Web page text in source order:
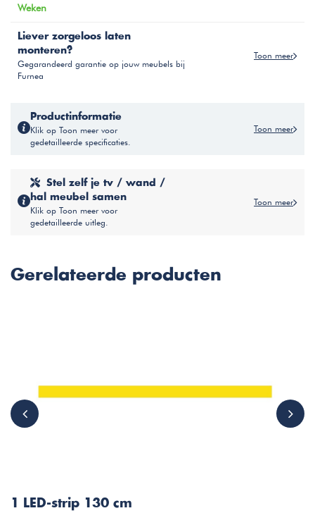
Weken
Liever zorgeloos laten
monteren?
Gegarandeerd garantie op jouw meubels bij
Furnea
Toon meer
Productinformatie
Klik op Toon meer voor
gedetailleerde specificaties.
Toon meer
Stel zelf je tv / wand /
hal meubel samen
Klik op Toon meer voor
gedetailleerde uitleg.
Toon meer
Gerelateerde producten
1 LED-strip 130 cm